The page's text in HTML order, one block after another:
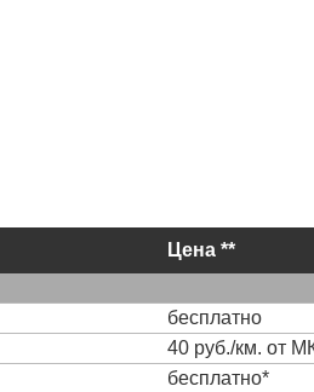
Цена **
бесплатно
40 руб./км. от
бесплатно*